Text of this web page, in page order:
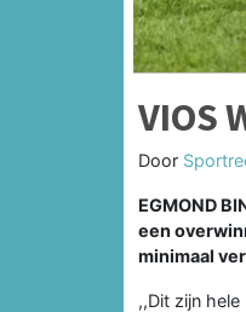
VIOS
Door
EGMOND
een
minimaal
,,Dit zijn